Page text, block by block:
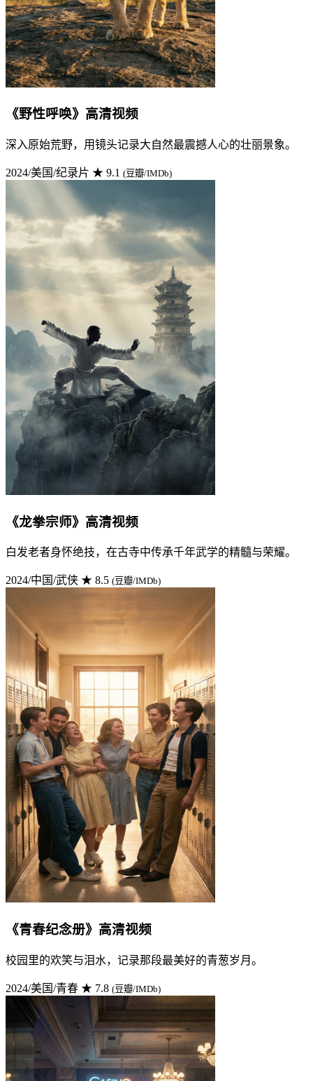
《野性呼唤》高清视频
深入原始荒野，用镜头记录大自然最震撼人心的壮丽景象。
2024/美国/纪录片 ★ 9.1 (豆瓣/IMDb)
《龙拳宗师》高清视频
白发老者身怀绝技，在古寺中传承千年武学的精髓与荣耀。
2024/中国/武侠 ★ 8.5 (豆瓣/IMDb)
《青春纪念册》高清视频
校园里的欢笑与泪水，记录那段最美好的青葱岁月。
2024/美国/青春 ★ 7.8 (豆瓣/IMDb)